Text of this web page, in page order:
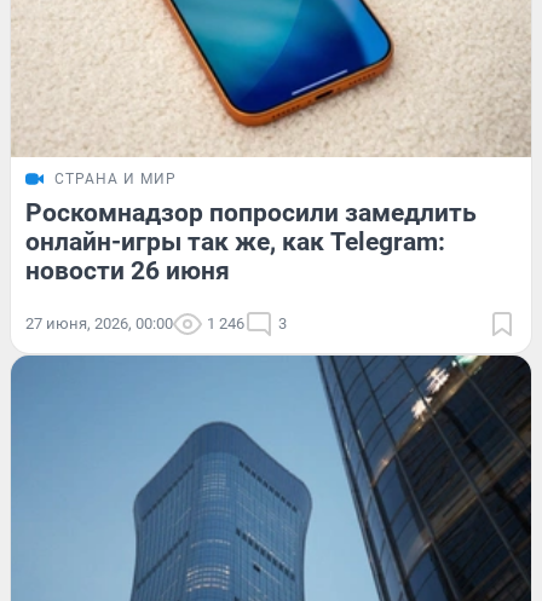
СТРАНА И МИР
Роскомнадзор попросили замедлить
онлайн-игры так же, как Telegram:
новости 26 июня
27 июня, 2026, 00:00 1 246 3